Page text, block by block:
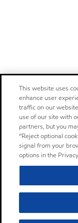
This website uses
enhance user
traffic on our
use of our site with
partners, but you
“Reject optional
signal from your
options in the